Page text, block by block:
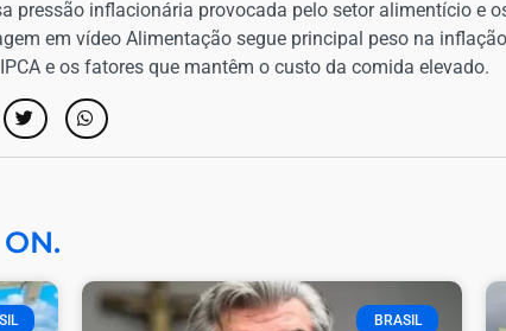
pressão inflacionária provocada pelo setor alimentício e
em vídeo Alimentação segue principal peso na
e os fatores que mantêm o custo da comida elevado.
ON.
BRASIL